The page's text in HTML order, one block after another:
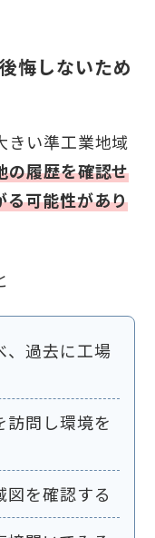
悔しないため
きい準工業地域
の履歴を確認せ
る可能性があり
、過去に工場
訪問し環境を
図を確認する